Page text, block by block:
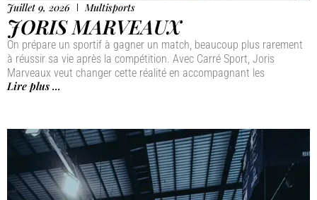
Juillet 9, 2026 Multisports
JORIS MARVEAUX
On prépare un sportif à gagner un match, beaucoup plus rarement
à réussir sa vie après la compétition. Avec Carré Sport, Joris
Marveaux veut changer cette réalité en accompagnant les
Lire plus ...